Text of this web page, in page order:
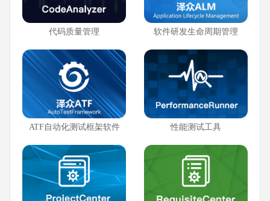
代码质量管理 软件研发生命周期管理
ATF自动化测试框架软件 性能测试工具